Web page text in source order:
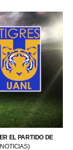
EL PARTIDO DE